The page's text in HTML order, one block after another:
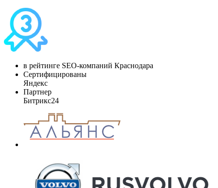
в рейтинге SEO-компаний Краснодара
Сертифицированы
Яндекс
Партнер
Битрикс24